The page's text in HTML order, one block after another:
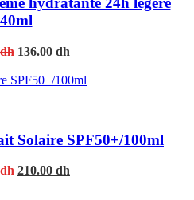
40ml
dh Original
was:
136.00 dh
is:
Solaire SPF50+/100ml
dh Original
210.00 dh